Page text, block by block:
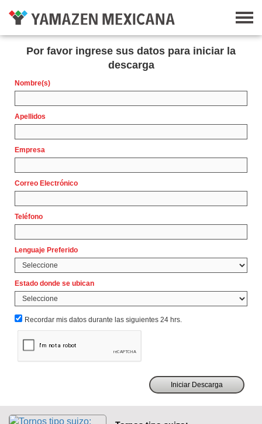
Por favor ingrese sus datos para iniciar la
descarga
Nombre(s)
Apellidos
Empresa
Correo Electrónico
Teléfono
Lenguaje Preferido
Estado donde se ubican
Recordar mis datos durante las siguientes 24 hrs.